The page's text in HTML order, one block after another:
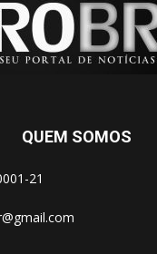
QUEM SOMOS
21